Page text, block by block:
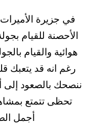
الأميرات في
للقيام بجولة حول
والقيام بالجولة
قد يتعبك قليلاً
إلى أعلى
تتمتع بمشاهدة
أجمل الصور